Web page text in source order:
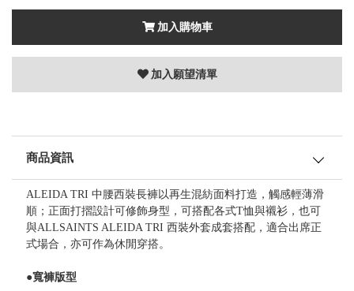
加入購物車
加入願望清單
商品資訊
ALEIDA TRI 中腰西裝長褲以再生混紡面料打造，觸感輕薄滑
順；正面打摺設計可修飾身型，可搭配各式T恤與襯衫，也可
與ALLSAINTS ALEIDA TRI 西裝外套成套搭配，適合出席正
式場合，亦可作為休閒穿搭。
●寬褲版型